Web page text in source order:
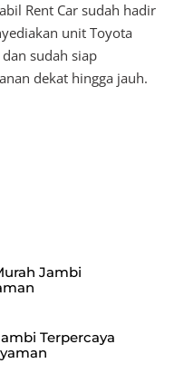
Rent Car sudah hadir
unit Toyota
sudah siap
dekat hingga jauh.
Jambi
Terpercaya